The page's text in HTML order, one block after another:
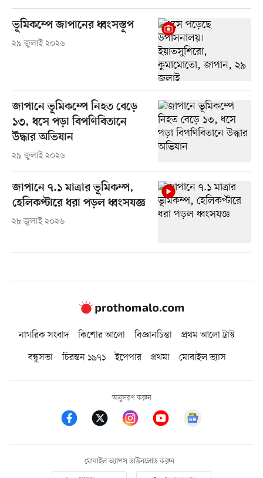
ভূমিকম্পে জাপানের ধ্বংসস্তূপ
২৯ জুলাই ২০২৬
জাপানে ভূমিকম্পে নিহত বেড়ে
১৩, ধসে পড়া বিপণিবিতানে
উদ্ধার অভিযান
২৯ জুলাই ২০২৬
জাপানে ৭.১ মাত্রার ভূমিকম্প,
হেলিকপ্টারে ধরা পড়ল ধ্বংসযজ্ঞ
২৮ জুলাই ২০২৬
নাগরিক সংবাদ কিশোর আলো বিজ্ঞানচিন্তা
প্রথম আলো ট্রাস্ট
বন্ধুসভা
চিরন্তন ১৯৭১ ইপেপার প্রথমা মোবাইল ভ্যাস
অনুসরণ করুন
মোবাইল অ্যাপস ডাউনলোড করুন